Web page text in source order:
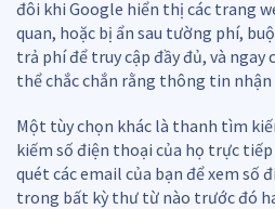
đôi khi Google hiển thị các trang
quan, hoặc bị ẩn sau tường phí,
trả phí để truy cập đầy đủ, và ngay
thể chắc chắn rằng thông tin nhận
Một tùy chọn khác là thanh tìm
kiếm số điện thoại của họ trực
quét các email của bạn để xem số
trong bất kỳ thư từ nào trước đó